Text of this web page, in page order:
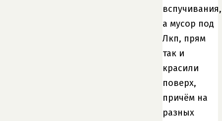
вспучивания,
а мусор под
Лкп, прям
так и
красили
поверх,
причём на
разных